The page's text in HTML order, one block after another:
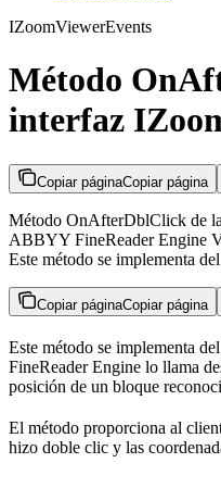
IZoomViewerEvents
Método
interfaz
Copiar páginaCopiar página
Método OnAfterDblClick de
ABBYY FineReader Engine
Este método se implementa
Copiar páginaCopiar página
Este método se implementa
FineReader Engine lo llama
posición de un bloque
El método proporciona al
hizo doble clic y las